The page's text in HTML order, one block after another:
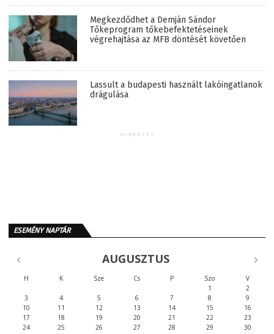
Megkezdődhet a Demján Sándor
Tőkeprogram tőkebefektetéseinek
végrehajtása az MFB döntését követően
Lassult a budapesti használt lakóingatlanok
drágulása
HIRDETÉS
ESEMÉNY NAPTÁR
AUGUSZTUS
H K Sze Cs P Szo
V
1
2
3
4 5 6 7 8
9
10
11 12 13 14 15
16
17
18 19 20 21 22
23
24
25 26 27 28 29
30